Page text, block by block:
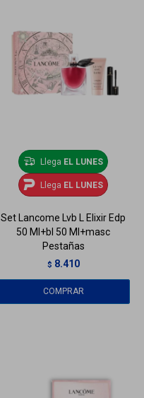
Llega EL LUNES
Llega EL LUNES
Set Lancome Lvb L Elixir Edp
50 Ml+bl 50 Ml+masc
Pestañas
$ 8.410